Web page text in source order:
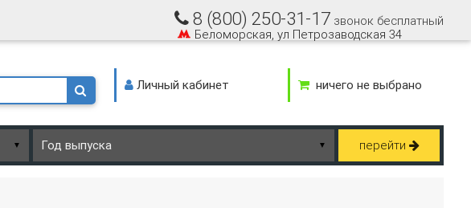
8 (800) 250-31-17 звонок бесплатный
Беломорская, ул Петрозаводская 34
Личный кабинет
ничего не выбрано
▼ ▼ перейти